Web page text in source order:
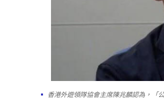
香港外遊領隊協會主席陳兆麟認為，「